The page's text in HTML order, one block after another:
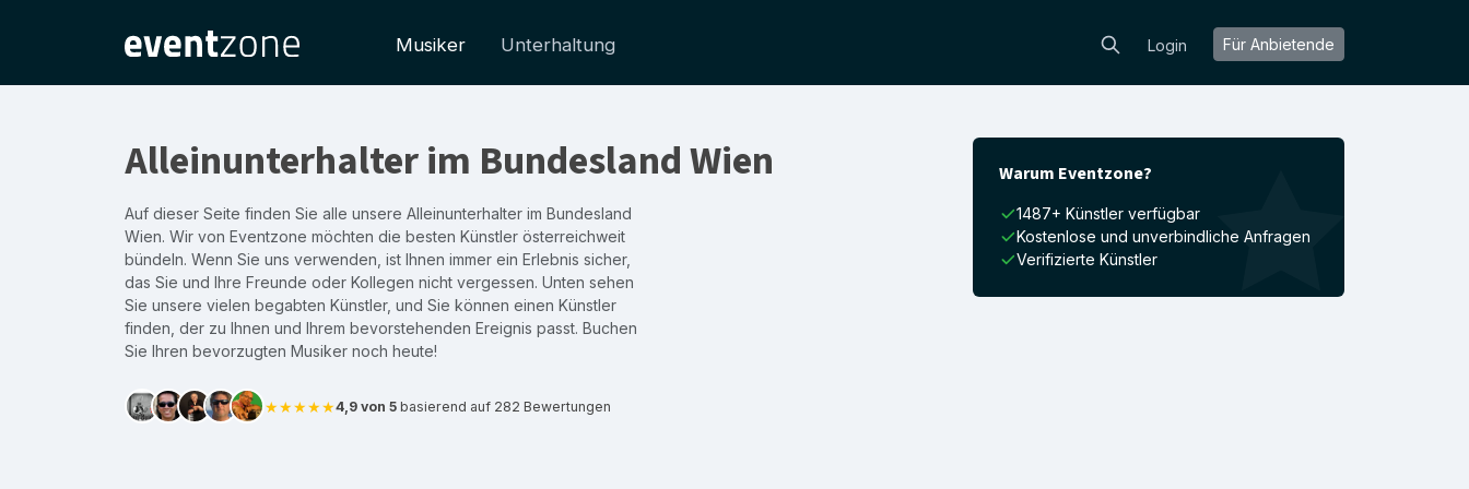
Musiker Unterhaltung Login Für Anbietende
Alleinunterhalter im Bundesland Wien
Auf dieser Seite finden Sie alle unsere Alleinunterhalter im Bundesland
Wien. Wir von Eventzone möchten die besten Künstler österreichweit
bündeln. Wenn Sie uns verwenden, ist Ihnen immer ein Erlebnis sicher,
das Sie und Ihre Freunde oder Kollegen nicht vergessen. Unten sehen
Sie unsere vielen begabten Künstler, und Sie können einen Künstler
finden, der zu Ihnen und Ihrem bevorstehenden Ereignis passt. Buchen
Sie Ihren bevorzugten Musiker noch heute!
★★★★★4,9 von 5 basierend auf 282 Bewertungen
Warum Eventzone?
1487+ Künstler verfügbar
Kostenlose und unverbindliche Anfragen
Verifizierte Künstler